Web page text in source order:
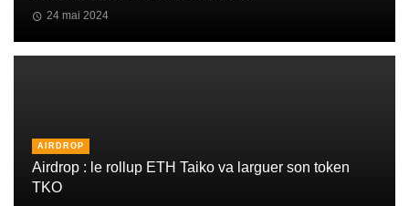
24 mai 2024
AIRDROP
Airdrop : le rollup ETH Taiko va larguer son token
TKO